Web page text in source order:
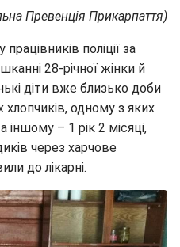
Превенція Прикарпаття)
поліції за
28-річної жінки й
діти вже близько доби
одному з яких
– 1 рік 2 місяці,
через харчове
до лікарні.